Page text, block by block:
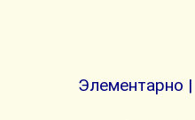
Элементарно